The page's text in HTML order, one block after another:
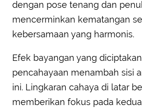
dengan pose tenang dan
mencerminkan kematangan
kebersamaan yang harmonis.
Efek bayangan yang
pencahayaan menambah sisi
ini. Lingkaran cahaya di latar
memberikan fokus pada